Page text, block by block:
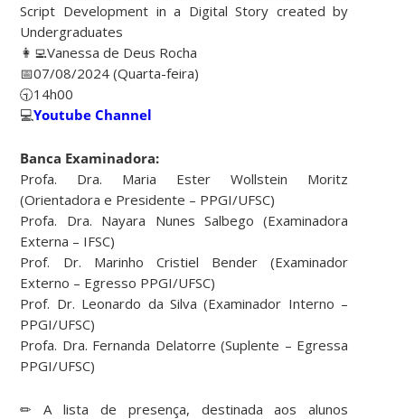
Script Development in a Digital Story created by
Undergraduates
👩‍💻Vanessa de Deus Rocha
📅07/08/2024 (Quarta-feira)
🕤14h00
💻Youtube Channel
Banca Examinadora:
Profa. Dra. Maria Ester Wollstein Moritz
(Orientadora e Presidente – PPGI/UFSC)
Profa. Dra. Nayara Nunes Salbego (Examinadora
Externa – IFSC)
Prof. Dr. Marinho Cristiel Bender (Examinador
Externo – Egresso PPGI/UFSC)
Prof. Dr. Leonardo da Silva (Examinador Interno –
PPGI/UFSC)
Profa. Dra. Fernanda Delatorre (Suplente – Egressa
PPGI/UFSC)
✏ A lista de presença, destinada aos alunos